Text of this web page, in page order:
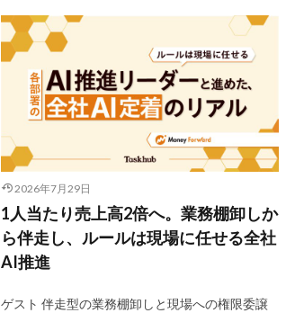
2026年7月29日
1人当たり売上高2倍へ。業務棚卸しか
ら伴走し、ルールは現場に任せる全社
AI推進
ゲスト 伴走型の業務棚卸しと現場への権限委譲